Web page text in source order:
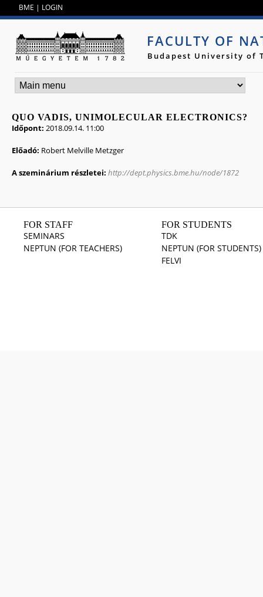
BME | LOGIN
FACULTY OF
Budapest University of
QUO VADIS, UNIMOLECULAR ELECTRONICS?
Időpont: 2018.09.14. 11:00
Előadó: Robert Melville Metzger
A szeminárium részletei: http://dept.physics.bme.hu/node/1872
FOR STAFF
SEMINARS
NEPTUN (FOR TEACHERS)
FOR STUDENTS
TDK
NEPTUN (FOR STUDENTS)
FELVI